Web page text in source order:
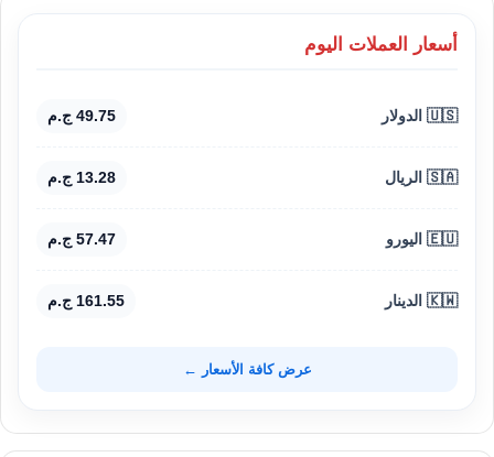
أسعار العملات اليوم
🇺🇸 الدولار 49.75 ج.م
🇸🇦 الريال 13.28 ج.م
🇪🇺 اليورو 57.47 ج.م
🇰🇼 الدينار 161.55 ج.م
عرض كافة الأسعار ←